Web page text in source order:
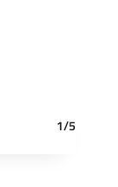
1/5